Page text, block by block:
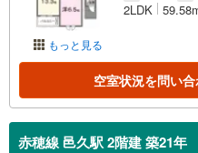
もっと見る
2LDK
空室状況を問い
赤穂線 邑久駅 2階建 築21年